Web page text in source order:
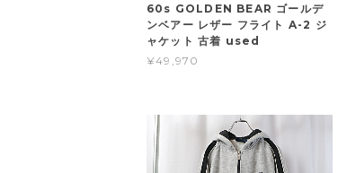
60s GOLDEN BEAR ゴールデ
ンベアー レザー フライト A-2 ジ
ャケット 古着 used
¥49,970